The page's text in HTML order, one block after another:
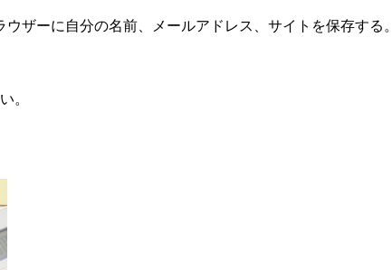
ザーに自分の名前、メールアドレス、サイトを保存する。
。